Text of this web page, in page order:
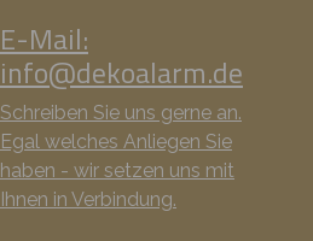
E-Mail:
info@dekoalarm.de
Schreiben Sie uns gerne an.
Egal welches Anliegen Sie
haben - wir setzen uns mit
Ihnen in Verbindung.